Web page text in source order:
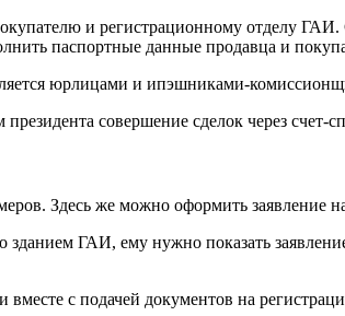
и регистрационному отделу
паспортные данные продавца и
юрлицами и ипэшниками-
совершение сделок через счет-
Здесь же можно оформить заявление
ГАИ, ему нужно показать
с подачей документов на